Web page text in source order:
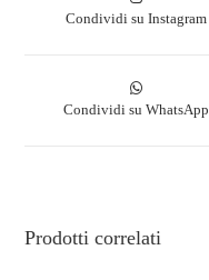
Condividi su Instagram
Condividi su WhatsApp
Prodotti correlati